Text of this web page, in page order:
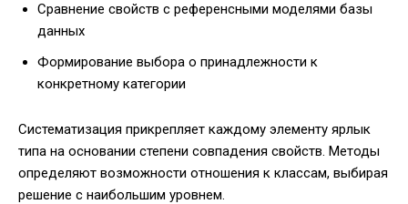
Сравнение свойств с референсными моделями базы
данных
Формирование выбора о принадлежности к
конкретному категории
Систематизация прикрепляет каждому элементу ярлык
типа на основании степени совпадения свойств. Методы
определяют возможности отношения к классам, выбирая
решение с наибольшим уровнем.